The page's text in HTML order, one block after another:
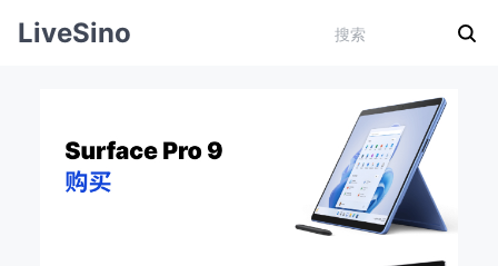
LiveSino